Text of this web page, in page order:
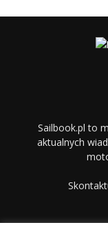
Sailbook.pl to
aktualnych